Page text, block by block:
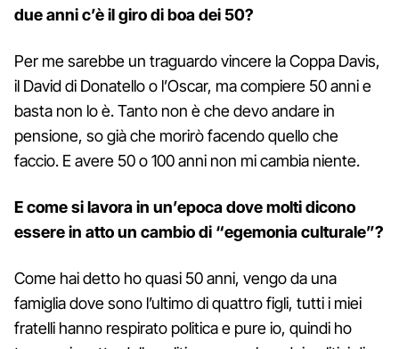
due anni c’è il giro di boa dei 50?
Per me sarebbe un traguardo vincere la Coppa Davis,
il David di Donatello o l’Oscar, ma compiere 50 anni e
basta non lo è. Tanto non è che devo andare in
pensione, so già che morirò facendo quello che
faccio. E avere 50 o 100 anni non mi cambia niente.
E come si lavora in un’epoca dove molti dicono
essere in atto un cambio di “egemonia culturale”?
Come hai detto ho quasi 50 anni, vengo da una
famiglia dove sono l’ultimo di quattro figli, tutti i miei
fratelli hanno respirato politica e pure io, quindi ho